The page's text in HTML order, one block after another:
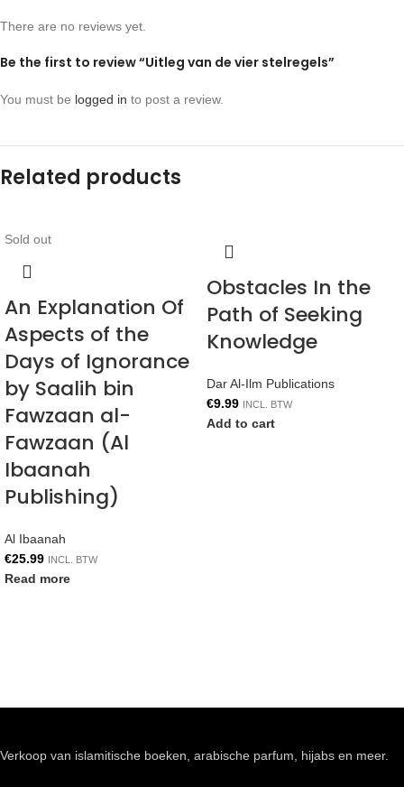
There are no reviews yet.
Be the first to review “Uitleg van de vier stelregels”
You must be logged in to post a review.
Related products
Sold out
An Explanation Of
Aspects of the
Days of Ignorance
by Saalih bin
Fawzaan al-
Fawzaan (Al
Ibaanah
Publishing)
Al Ibaanah
€25.99 INCL. BTW
Read more
Obstacles In the
Path of Seeking
Knowledge
Dar Al-Ilm Publications
€9.99 INCL. BTW
Add to cart
Verkoop van islamitische boeken, arabische parfum, hijabs en meer.